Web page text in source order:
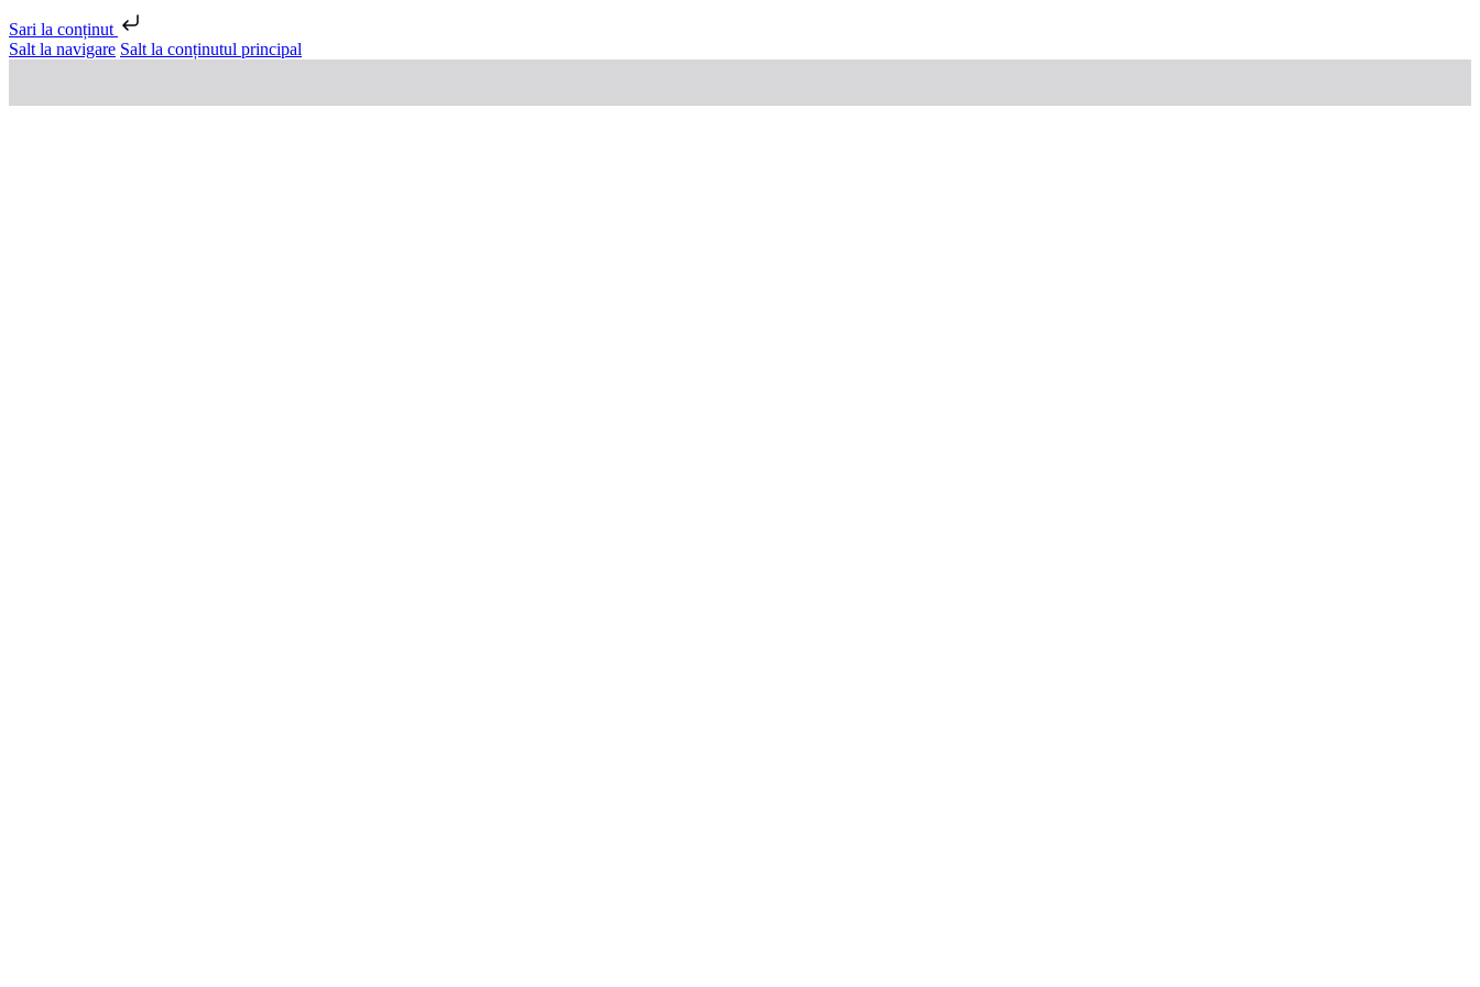
Sari la conținut
Salt la navigare Salt la conținutul principal